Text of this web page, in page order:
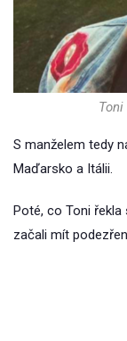
S manželem tedy
Maďarsko a Itálii.
Poté, co Toni řekla
začali mít